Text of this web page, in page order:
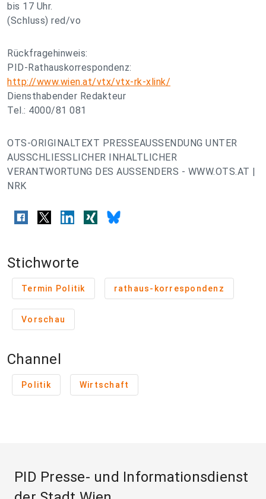
bis 17 Uhr.
(Schluss) red/vo
Rückfragehinweis:
PID-Rathauskorrespondenz:
http://www.wien.at/vtx/vtx-rk-xlink/
Diensthabender Redakteur
Tel.: 4000/81 081
OTS-ORIGINALTEXT PRESSEAUSSENDUNG UNTER
AUSSCHLIESSLICHER INHALTLICHER
VERANTWORTUNG DES AUSSENDERS - WWW.OTS.AT |
NRK
Stichworte
Termin Politik rathaus-korrespondenz
Vorschau
Channel
Politik Wirtschaft
PID Presse- und Informationsdienst